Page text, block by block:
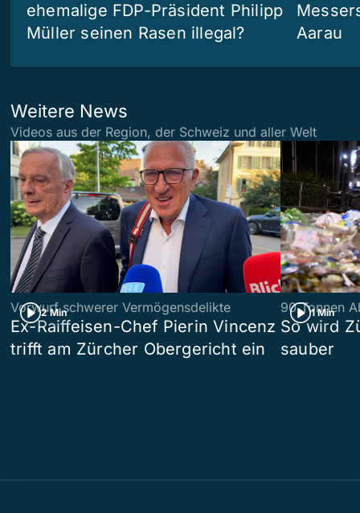
ehemalige FDP-Präsident Philipp
Müller seinen Rasen illegal?
Aarau
Weitere News
Videos aus der Region, der Schweiz und aller Welt
2 Min
Vorwurf schwerer Vermögensdelikte
Ex-Raiffeisen-Chef Pierin Vincenz
trifft am Zürcher Obergericht ein
1 Min
90 Tonnen
So wird
sauber